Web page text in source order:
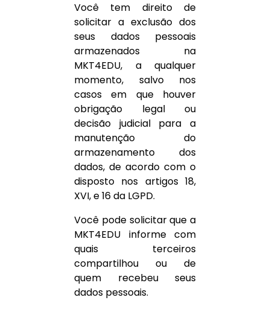
Você tem direito de
solicitar a exclusão dos
seus dados pessoais
armazenados na
MKT4EDU, a qualquer
momento, salvo nos
casos em que houver
obrigação legal ou
decisão judicial para a
manutenção do
armazenamento dos
dados, de acordo com o
disposto nos artigos 18,
XVI, e 16 da LGPD.
Você pode solicitar que a
MKT4EDU informe com
quais terceiros
compartilhou ou de
quem recebeu seus
dados pessoais.